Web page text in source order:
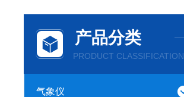
产品分类
PRODUCT CLASSIFICATION
气象仪